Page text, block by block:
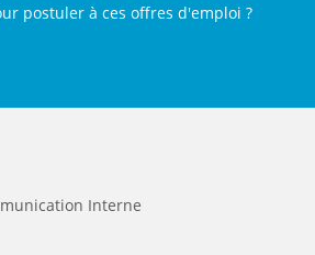
postuler à ces offres d'emploi ?
Interne